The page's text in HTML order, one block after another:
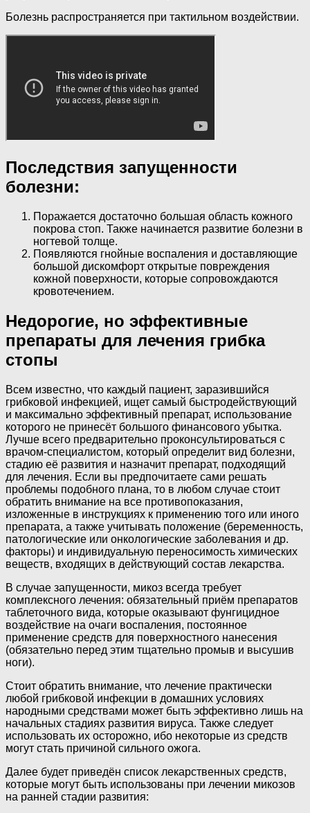
Болезнь распространяется при тактильном воздействии.
Последствия запущенности
болезни:
Поражается достаточно большая область кожного
покрова стоп. Также начинается развитие болезни в
ногтевой толще.
Появляются гнойные воспаления и доставляющие
большой дискомфорт открытые повреждения
кожной поверхности, которые сопровождаются
кровотечением.
Недорогие, но эффективные
препараты для лечения грибка
стопы
Всем известно, что каждый пациент, заразившийся
грибковой инфекцией, ищет самый быстродействующий
и максимально эффективный препарат, использование
которого не принесёт большого финансового убытка.
Лучше всего предварительно проконсультироваться с
врачом-специалистом, который определит вид болезни,
стадию её развития и назначит препарат, подходящий
для лечения. Если вы предпочитаете сами решать
проблемы подобного плана, то в любом случае стоит
обратить внимание на все противопоказания,
изложенные в инструкциях к применению того или иного
препарата, а также учитывать положение (беременность,
патологические или онкологические заболевания и др.
факторы) и индивидуальную переносимость химических
веществ, входящих в действующий состав лекарства.
В случае запущенности, микоз всегда требует
комплексного лечения: обязательный приём препаратов
таблеточного вида, которые оказывают фунгицидное
воздействие на очаги воспаления, постоянное
применение средств для поверхностного нанесения
(обязательно перед этим тщательно промыв и высушив
ноги).
Стоит обратить внимание, что лечение практически
любой грибковой инфекции в домашних условиях
народными средствами может быть эффективно лишь на
начальных стадиях развития вируса. Также следует
использовать их осторожно, ибо некоторые из средств
могут стать причиной сильного ожога.
Далее будет приведён список лекарственных средств,
которые могут быть использованы при лечении микозов
на ранней стадии развития: